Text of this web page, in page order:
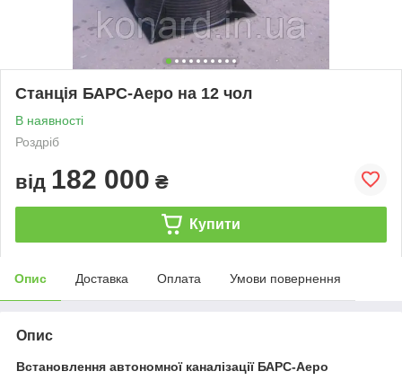
Станція БАРС-Аеро на 12 чол
В наявності
Роздріб
від 182 000 ₴
Купити
Опис Доставка Оплата Умови повернення
Опис
Встановлення автономної каналізації БАРС-Аеро